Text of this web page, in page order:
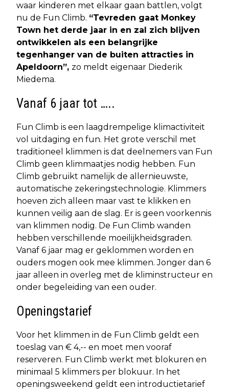
waar kinderen met elkaar gaan battlen, volgt
nu de Fun Climb. “Tevreden gaat Monkey
Town het derde jaar in en zal zich blijven
ontwikkelen als een belangrijke
tegenhanger van de buiten attracties in
Apeldoorn”, zo meldt eigenaar Diederik
Miedema.
Vanaf 6 jaar tot …..
Fun Climb is een laagdrempelige klimactiviteit
vol uitdaging en fun. Het grote verschil met
traditioneel klimmen is dat deelnemers van Fun
Climb geen klimmaatjes nodig hebben. Fun
Climb gebruikt namelijk de allernieuwste,
automatische zekeringstechnologie. Klimmers
hoeven zich alleen maar vast te klikken en
kunnen veilig aan de slag. Er is geen voorkennis
van klimmen nodig. De Fun Climb wanden
hebben verschillende moeilijkheidsgraden.
Vanaf 6 jaar mag er geklommen worden en
ouders mogen ook mee klimmen. Jonger dan 6
jaar alleen in overleg met de kliminstructeur en
onder begeleiding van een ouder.
Openingstarief
Voor het klimmen in de Fun Climb geldt een
toeslag van € 4,-- en moet men vooraf
reserveren. Fun Climb werkt met blokuren en
minimaal 5 klimmers per blokuur. In het
openingsweekend geldt een introductietarief